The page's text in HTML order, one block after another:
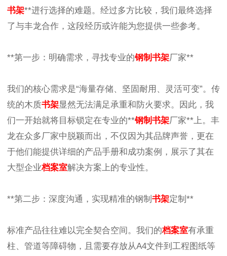
书架**进行选择的难题。经过多方比较，我们最终选择
了与丰龙合作，这段经历或许能为您提供一些参考。
**第一步：明确需求，寻找专业的钢制书架厂家**
我们的核心需求是“海量存储、坚固耐用、灵活可变”。传
统的木质书架显然无法满足承重和防火要求。因此，我
们一开始就将目标锁定在专业的**钢制书架厂家**上。丰
龙在众多厂家中脱颖而出，不仅因为其品牌声誉，更在
于他们能提供详细的产品手册和成功案例，展示了其在
大型企业档案室解决方案上的专业性。
**第二步：深度沟通，实现精准的钢制 书架定制**
标准产品往往难以完全契合空间。我们的档案室有承重
柱、管道等障碍物，且需要存放从A4文件到工程图纸等